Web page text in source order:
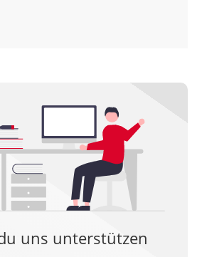
uns unterstützen